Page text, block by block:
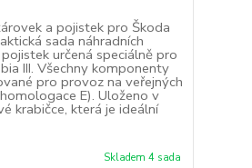
a pojistek pro Škoda
sada náhradních
určená speciálně pro
III. Všechny komponenty
pro provoz na veřejných
E). Uloženo v
krabičce, která je ideální
Skladem 4 sada